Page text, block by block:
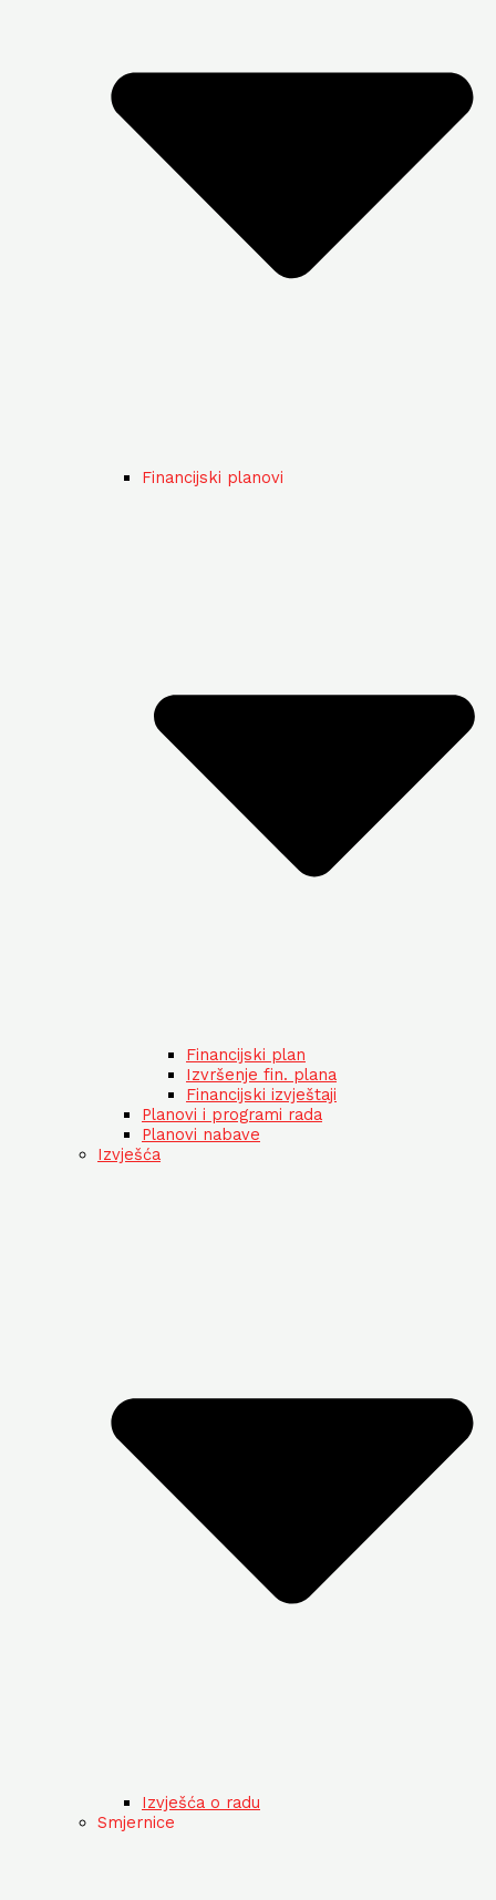
Financijski planovi
Financijski plan
Izvršenje fin. plana
Financijski izvještaji
Planovi i programi rada
Planovi nabave
Izvješća
Izvješća o radu
Smjernice